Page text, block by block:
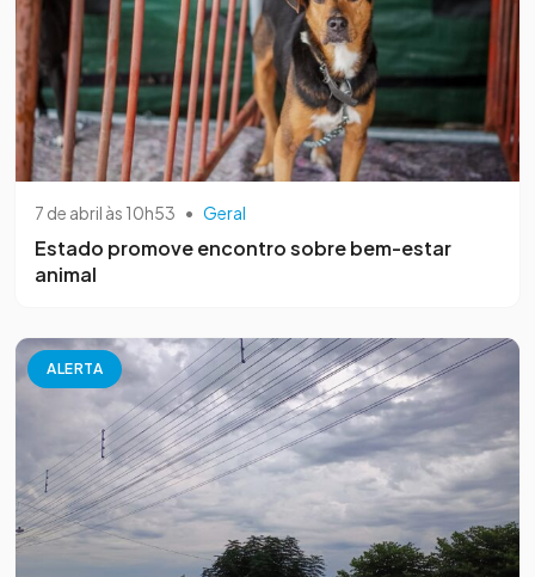
7 de abril às 10h53 • Geral
Estado promove encontro sobre bem-estar
animal
ALERTA